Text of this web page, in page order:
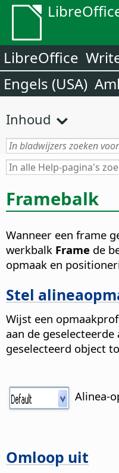
LibreOffice
Engels (USA)
Inhoud
Framebalk
Wanneer een frame
werkbalk Frame de
opmaak en
Stel
Wijst een
aan de geselecteerde
geselecteerd object
Alinea-
Omloop uit